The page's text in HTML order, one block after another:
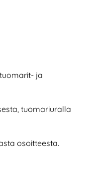
ja
tuomariuralla
osoitteesta.